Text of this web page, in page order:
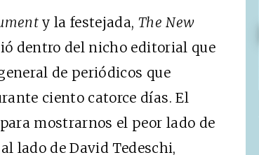
y la festejada, The New
dentro del nicho editorial que
de periódicos que
ciento catorce días. El
mostrarnos el peor lado de
lado de David Tedeschi,